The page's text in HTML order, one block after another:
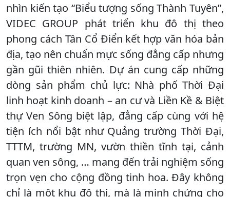
nhìn kiến tạo “Biểu tượng sống Thành Tuyên”,
VIDEC GROUP phát triển khu đô thị theo
phong cách Tân Cổ Điển kết hợp văn hóa bản
địa, tạo nên chuẩn mực sống đẳng cấp nhưng
gần gũi thiên nhiên. Dự án cung cấp những
dòng sản phẩm chủ lực: Nhà phố Thời Đại
linh hoạt kinh doanh – an cư và Liền Kề & Biệt
thự Ven Sông biệt lập, đẳng cấp cùng với hệ
tiện ích nổi bật như Quảng trường Thời Đại,
TTTM, trường MN, vườn thiền tĩnh tại, cảnh
quan ven sông, … mang đến trải nghiệm sống
trọn vẹn cho cộng đồng tinh hoa. Đây không
chỉ là một khu đô thị, mà là minh chứng cho